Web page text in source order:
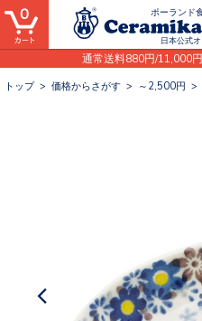
ポーランド
日本公式
通常送料880円/11,000
0
トップ> 価格からさがす > ～2,500円 >